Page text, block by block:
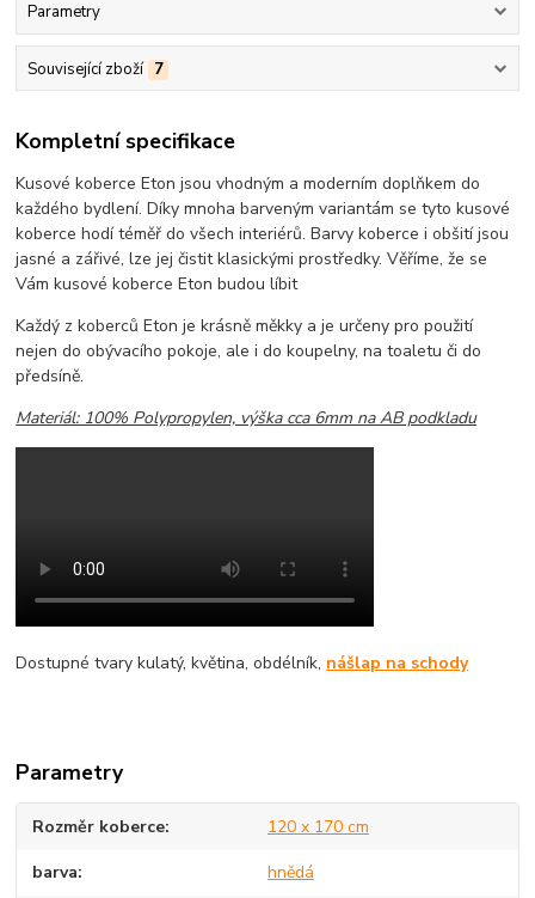
Parametry
Související zboží 7
Kompletní specifikace
Kusové koberce Eton jsou vhodným a moderním doplňkem do
každého bydlení. Díky mnoha barveným variantám se tyto kusové
koberce hodí téměř do všech interiérů. Barvy koberce i obšití jsou
jasné a zářivé, lze jej čistit klasickými prostředky. Věříme, že se
Vám kusové koberce Eton budou líbit
Každý z koberců Eton je krásně měkky a je určeny pro použití
nejen do obývacího pokoje, ale i do koupelny, na toaletu či do
předsíně.
Materiál: 100% Polypropylen, výška cca 6mm na AB podkladu
Dostupné tvary kulatý, květina, obdélník, nášlap na schody
Parametry
Rozměr koberce 120 x 170 cm
barva hnědá